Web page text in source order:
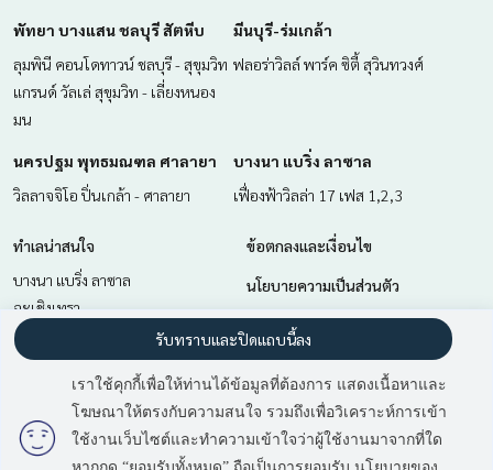
มี2คนกำลังดูประกาศนี้
พัทยา บางแสน ชลบุรี สัตหีบ
ลุมพินี คอนโดทาวน์ ชลบุรี - สุขุมวิท
แกรนด์ วัลเล่ สุขุมวิท - เลี่ยงหนอง
มน
มีนบุรี-ร่มเกล้า
ฟลอร่าวิลล์ พาร์ค ซิตี้ สุวินทวงศ์
นครปฐม พุทธมณฑล ศาลายา
วิลลาจจิโอ ปิ่นเกล้า - ศาลายา
บางนา แบริ่ง ลาซาล
เฟื่องฟ้าวิลล่า 17 เฟส 1,2,3
ทำเลน่าสนใจ
บางนา แบริ่ง ลาซาล
ฉะเชิงเทรา
นครปฐม พุทธมณฑล ศาลายา
สำโรง สมุทรปราการ
มีนบุรี-ร่มเกล้า
พัทยา บางแสน ชลบุรี สัตหีบ
ข้อตกลงและเงื่อนไข
นโยบายความเป็นส่วนตัว
เกี่ยวกับเรา
วิธีการฝากขาย-เช่า
ติดต่อ
เราใช้คุกกี้เพื่อให้ท่านได้ข้อมูลที่ต้องการ แสดงเนื้อหาและ
โฆษณาให้ตรงกับความสนใจ รวมถึงเพื่อวิเคราะห์การเข้า
ใช้งานเว็บไซต์และทำความเข้าใจว่าผู้ใช้งานมาจากที่ใด
รับทราบและปิดแถบนี้ลง